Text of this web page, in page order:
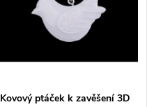
Kovový ptáček k zavěšení 3D